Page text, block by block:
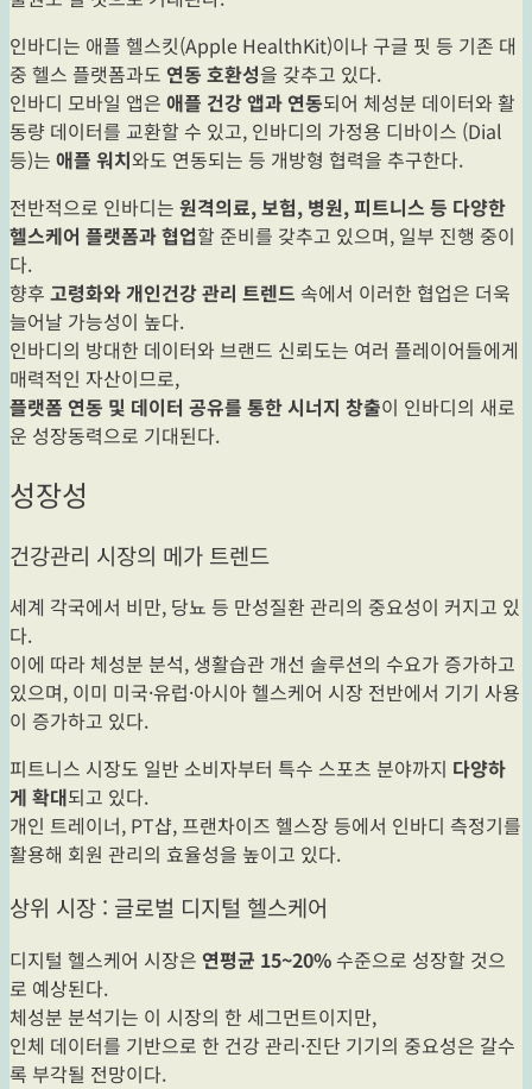
인바디는 애플 헬스킷(Apple HealthKit)이나 구글 핏 등 기존 대
중 헬스 플랫폼과도 연동 호환성을 갖추고 있다.
인바디 모바일 앱은 애플 건강 앱과 연동되어 체성분 데이터와 활
동량 데이터를 교환할 수 있고, 인바디의 가정용 디바이스 (Dial
등)는 애플 워치와도 연동되는 등 개방형 협력을 추구한다.
전반적으로 인바디는 원격의료, 보험, 병원, 피트니스 등 다양한
헬스케어 플랫폼과 협업할 준비를 갖추고 있으며, 일부 진행 중이
다.
향후 고령화와 개인건강 관리 트렌드 속에서 이러한 협업은 더욱
늘어날 가능성이 높다.
인바디의 방대한 데이터와 브랜드 신뢰도는 여러 플레이어들에게
매력적인 자산이므로,
플랫폼 연동 및 데이터 공유를 통한 시너지 창출이 인바디의 새로
운 성장동력으로 기대된다.
성장성
건강관리 시장의 메가 트렌드
세계 각국에서 비만, 당뇨 등 만성질환 관리의 중요성이 커지고 있
다.
이에 따라 체성분 분석, 생활습관 개선 솔루션의 수요가 증가하고
있으며, 이미 미국·유럽·아시아 헬스케어 시장 전반에서 기기 사용
이 증가하고 있다.
피트니스 시장도 일반 소비자부터 특수 스포츠 분야까지 다양하
게 확대되고 있다.
개인 트레이너, PT샵, 프랜차이즈 헬스장 등에서 인바디 측정기를
활용해 회원 관리의 효율성을 높이고 있다.
상위 시장 : 글로벌 디지털 헬스케어
디지털 헬스케어 시장은 연평균 15~20%수준으로 성장할 것으
로 예상된다.
체성분 분석기는 이 시장의 한 세그먼트이지만,
인체 데이터를 기반으로 한 건강 관리·진단 기기의 중요성은 갈수
록 부각될 전망이다.